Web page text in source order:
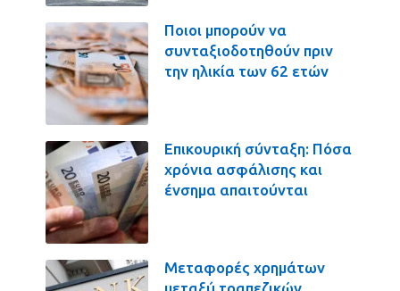
Ποιοι μπορούν να
συνταξιοδοτηθούν πριν
την ηλικία των 62 ετών
Επικουρική σύνταξη: Πόσα
χρόνια ασφάλισης και
ένσημα απαιτούνται
Μεταφορές χρημάτων